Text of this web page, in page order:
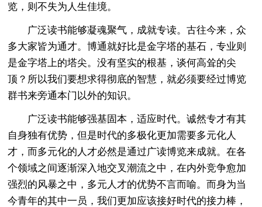
览，则不失为人生佳境。
广泛读书能够凝魂聚气，成就专读。古往今来，众
多大家皆为通才。博通就好比是金字塔的基石，专业则
是金字塔上的塔尖。没有坚实的根基，谈何高耸的尖
顶？所以我们要想求得彻底的智慧，就必须要经过博览
群书来旁通本门以外的知识。
广泛读书能够强基固本，适应时代。诚然专才有其
自身独有优势，但是时代的多极化更加需要多元化人
才，而多元化的人才必然是通过广读博览来成就。在各
个领域之间逐渐深入地交叉潮流之中，在内外竞争愈加
强烈的风暴之中，多元人才的优势不言而喻。而身为当
今青年的其中一员，我们更加应该接好时代的接力棒，